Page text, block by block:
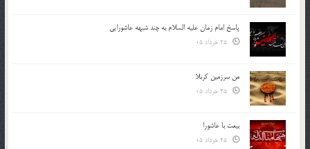
پاسخ امام زمان علیه السلام به چند شبهه عاشورایی
من سرزمین کربلا
بیعت با عاشورا